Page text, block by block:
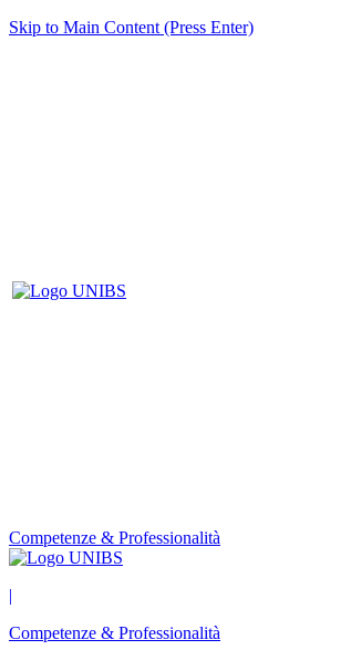
Skip to Main Content (Press Enter)
Competenze & Professionalità
|
Competenze & Professionalità